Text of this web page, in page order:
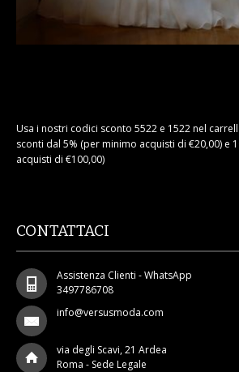
Usa i nostri codici sconto 5522 e 1522 nel
sconti dal 5% (per minimo acquisti di €20,00) e
acquisti di €100,00)
CONTATTACI
Assistenza Clienti - WhatsApp
3497786708
info@versusmoda.com
via degli Scavi, 21 Ardea
Roma - Sede Legale